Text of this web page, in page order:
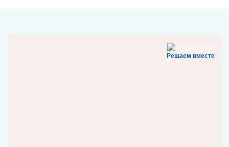
Решаем вместе